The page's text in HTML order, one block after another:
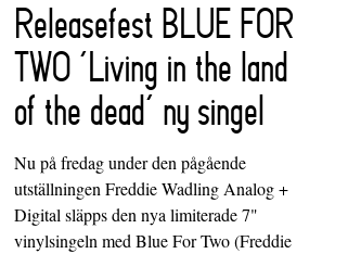
Releasefest BLUE FOR
TWO ‘Living in the land
of the dead’ ny singel
Nu på fredag under den pågående
utställningen Freddie Wadling Analog +
Digital släpps den nya limiterade 7"
vinylsingeln med Blue For Two (Freddie